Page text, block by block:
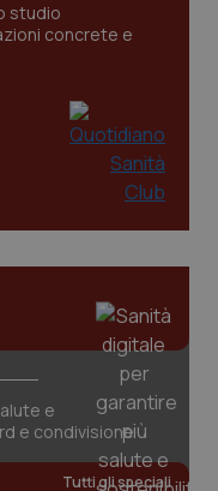
studio
concrete e
e
e condivisione
Tutti gli speciali
www.quotidianosanita.it
.quotidianosanita.it
1